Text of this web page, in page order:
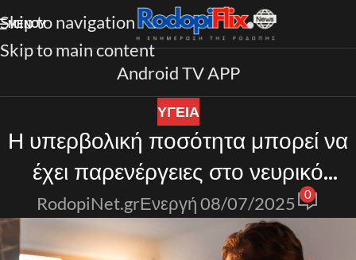
Skip to navigation
Skip to main content
ΜΕΝΟΎ
Android TV APP
ΥΓΕΙΑ
Η υπερβολική ποσότητα μπορεί να
έχει παρενέργειες στο νευρικό
σύστημα
RodopiNet.grΕνεργή 08/07/2025 0